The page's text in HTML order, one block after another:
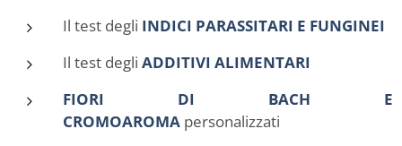
Il test degli INDICI PARASSITARI E FUNGINEI
Il test degli ADDITIVI ALIMENTARI
FIORI DI BACH E
CROMOAROMA personalizzati